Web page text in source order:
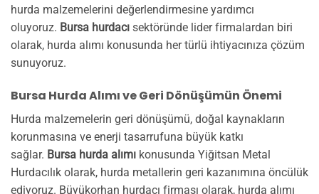
hurda malzemelerini değerlendirmesine yardımcı
oluyoruz. Bursa hurdacı sektöründe lider firmalardan biri
olarak, hurda alımı konusunda her türlü ihtiyacınıza çözüm
sunuyoruz.
Bursa Hurda Alımı ve Geri Dönüşümün Önemi
Hurda malzemelerin geri dönüşümü, doğal kaynakların
korunmasına ve enerji tasarrufuna büyük katkı
sağlar. Bursa hurda alımı konusunda Yiğitsan Metal
Hurdacılık olarak, hurda metallerin geri kazanımına öncülük
ediyoruz. Büyükorhan hurdacı firması olarak, hurda alımı